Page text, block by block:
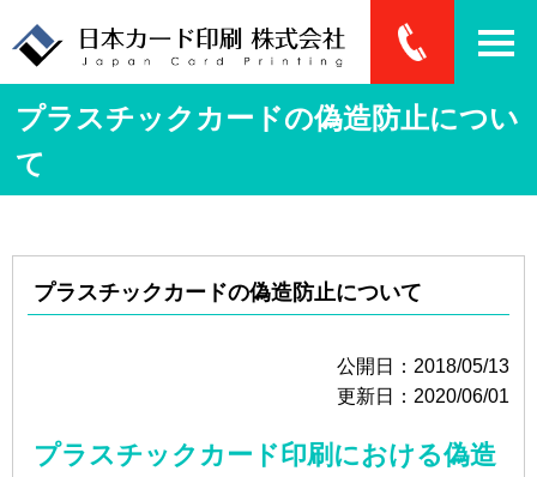
プラスチックカードの偽造防止につい
て
プラスチックカードの偽造防止について
公開日：2018/05/13
更新日：2020/06/01
プラスチックカード印刷における偽造